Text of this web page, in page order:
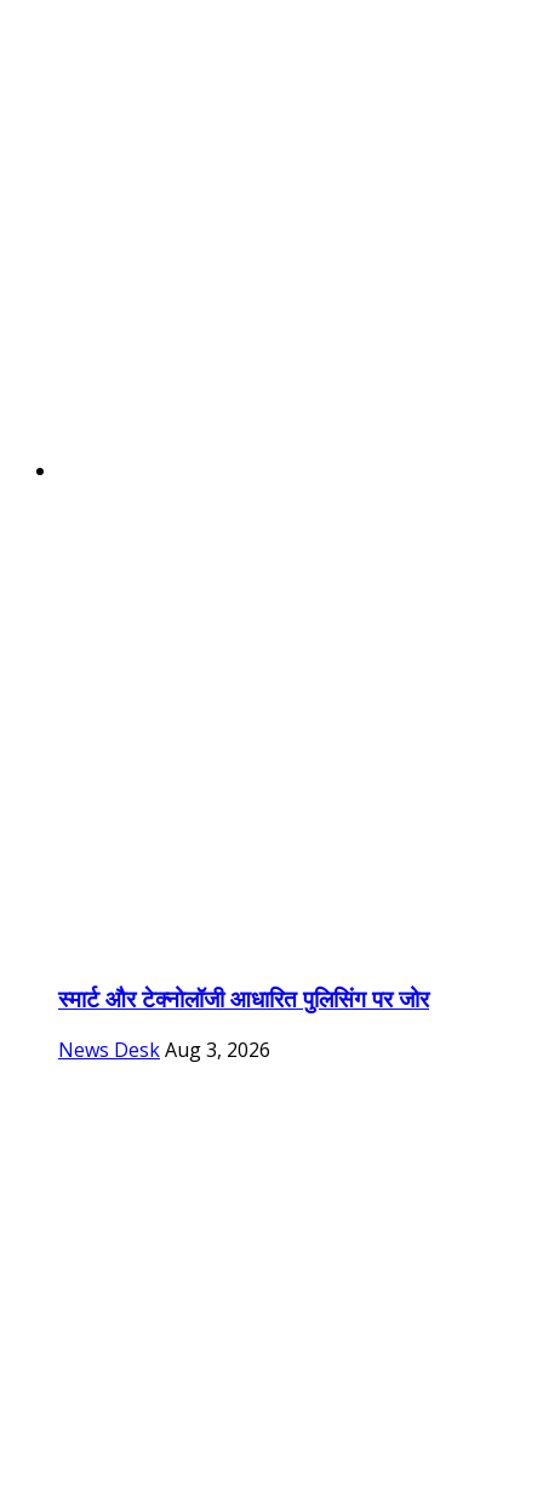
स्मार्ट और टेक्नोलॉजी आधारित पुलिसिंग पर जोर
News DeskAug 3, 2026